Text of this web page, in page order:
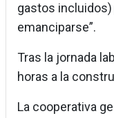
gastos
emanciparse”.
Tras la jornada
horas a la
La cooperativa